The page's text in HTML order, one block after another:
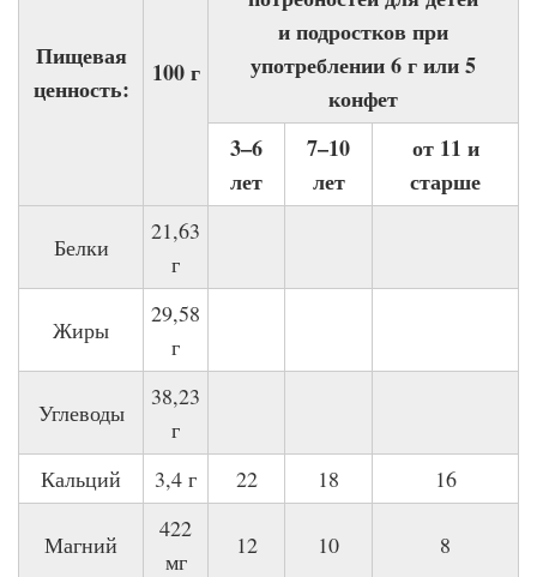
Пищевая
ценность:
100 г
и подростков при
употреблении 6 г или 5
конфет
3–6
лет
7–10
лет
от 11 и
старше
Белки
21,63
г
Жиры
29,58
г
Углеводы
38,23
г
Кальций
3,4 г 22 18 16
Магний
422
мг
12 10 8